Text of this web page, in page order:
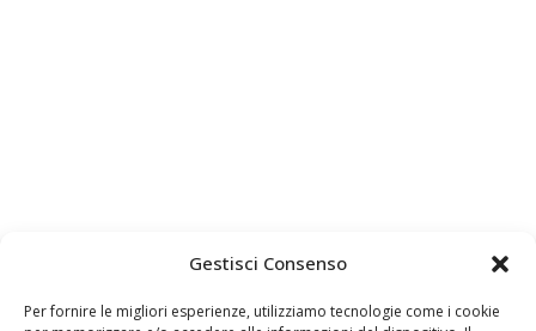
Gestisci Consenso
Per fornire le migliori esperienze, utilizziamo tecnologie come i cookie